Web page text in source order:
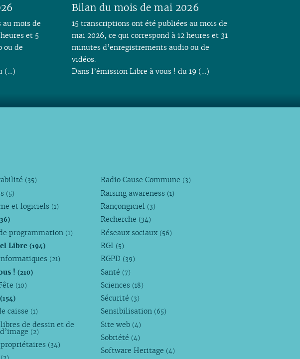
mois de
et 5
ou de
(…)
Bilan du mois de mai 2026
15 transcriptions ont été publiées au mois de
mai 2026, ce qui correspond à 12 heures et 31
minutes d’enregistrements audio ou de
vidéos.
Dans l’émission Libre à vous ! du 19 (…)
(35)
(5)
et logiciels (1)
programmation (1)
Libre(194)
(21)
!(210)
(10)
(154)
caisse (1)
de dessin et de
(2)
(34)
Radio Cause Commune (3)
Raising awareness (1)
Rançongiciel (3)
Recherche (34)
Réseaux sociaux (56)
RGI (5)
RGPD (39)
Santé (7)
Sciences (18)
Sécurité (3)
Sensibilisation (65)
Site web (4)
Sobriété (4)
Software Heritage (4)